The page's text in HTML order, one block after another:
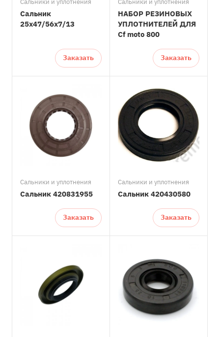
Сальники и уплотнения
Сальник
25x47/56x7/13
Заказать
Сальники и уплотнения
НАБОР РЕЗИНОВЫХ
УПЛОТНИТЕЛЕЙ ДЛЯ
Cf moto 800
Заказать
Сальники и уплотнения
Сальник 420831955
Заказать
Сальники и уплотнения
Сальник 420430580
Заказать